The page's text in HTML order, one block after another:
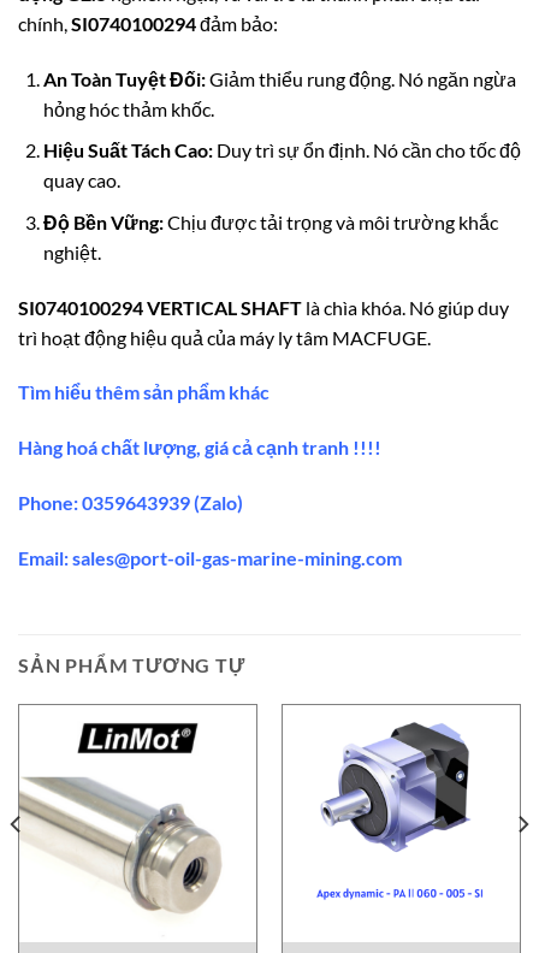
chính,SI0740100294đảm bảo:
An Toàn Tuyệt Đối:Giảm thiểu rung động. Nó ngăn ngừa
hỏng hóc thảm khốc.
Hiệu Suất Tách Cao:Duy trì sự ổn định. Nó cần cho tốc độ
quay cao.
Độ Bền Vững:Chịu được tải trọng và môi trường khắc
nghiệt.
SI0740100294 VERTICAL SHAFT là chìa khóa. Nó giúp duy
trì hoạt động hiệu quả của máy ly tâm MACFUGE.
Tìm hiểu thêm sản phẩm khác
Hàng hoá chất lượng, giá cả cạnh tranh !!!!
Phone: 0359643939 (Zalo)
Email:sales@port-oil-gas-marine-mining.com
SẢN PHẨM TƯƠNG TỰ